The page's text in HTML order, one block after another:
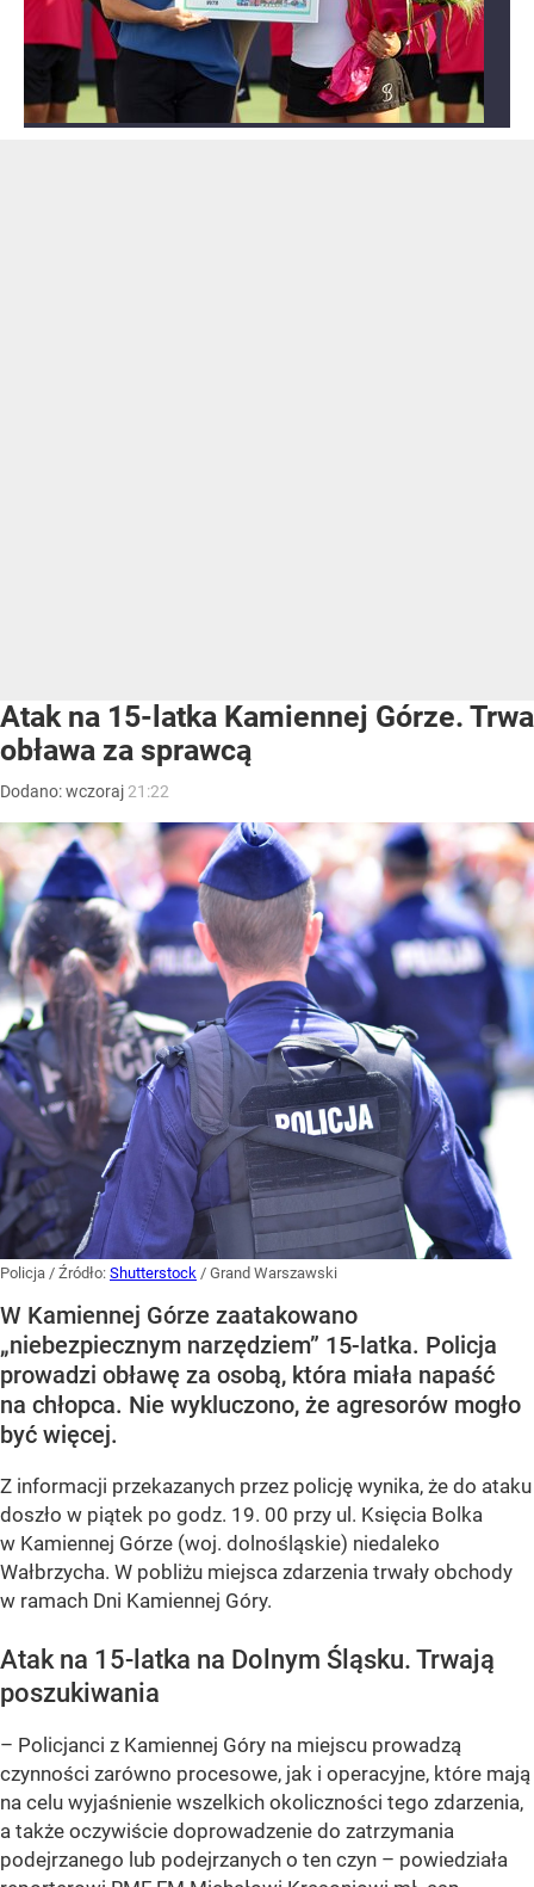
Atak na 15-latka Kamiennej Górze. Trwa
obława za sprawcą
Dodano:wczoraj 21:22
Policja / Źródło: Shutterstock / Grand Warszawski
W Kamiennej Górze zaatakowano
„niebezpiecznym narzędziem” 15-latka. Policja
prowadzi obławę za osobą, która miała napaść
na chłopca. Nie wykluczono, że agresorów mogło
być więcej.
Z informacji przekazanych przez policję wynika, że do ataku
doszło w piątek po godz. 19. 00 przy ul. Księcia Bolka
w Kamiennej Górze (woj. dolnośląskie) niedaleko
Wałbrzycha. W pobliżu miejsca zdarzenia trwały obchody
w ramach Dni Kamiennej Góry.
Atak na 15-latka na Dolnym Śląsku. Trwają
poszukiwania
– Policjanci z Kamiennej Góry na miejscu prowadzą
czynności zarówno procesowe, jak i operacyjne, które mają
na celu wyjaśnienie wszelkich okoliczności tego zdarzenia,
a także oczywiście doprowadzenie do zatrzymania
podejrzanego lub podejrzanych o ten czyn – powiedziała